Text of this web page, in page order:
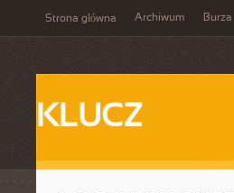
Strona główna Archiwum Burza
KLUCZ